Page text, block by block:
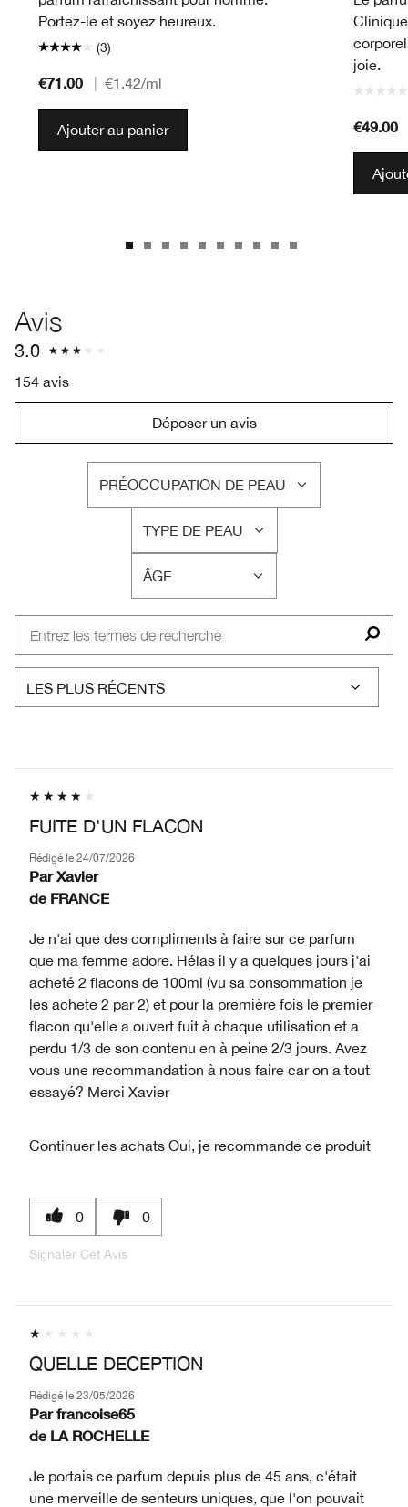
Portez-le et soyez heureux.
(3)
€71.00 €1.42/ml
Ajouter au panier
joie.
€49.00
Avis
3.0
154 avis
Déposer un avis
PRÉOCCUPATION DE PEAU
FRANÇAIS
TYPE DE PEAU
FRANÇAIS
ÂGE
FRANÇAIS
FUITE D'UN FLACON
Rédigé le 24/07/2026
Par Xavier
de FRANCE
Je n'ai que des compliments à faire sur ce parfum
que ma femme adore. Hélas il y a quelques jours j'ai
acheté 2 flacons de 100ml (vu sa consommation je
les achete 2 par 2) et pour la première fois le premier
flacon qu'elle a ouvert fuit à chaque utilisation et a
perdu 1/3 de son contenu en à peine 2/3 jours. Avez
vous une recommandation à nous faire car on a tout
essayé? Merci Xavier
Continuer les achats Oui, je recommande ce produit
0 0
Signaler Cet Avis
QUELLE DECEPTION
Rédigé le 23/05/2026
Par francoise65
de LA ROCHELLE
Je portais ce parfum depuis plus de 45 ans, c'était
une merveille de senteurs uniques, que l'on pouvait